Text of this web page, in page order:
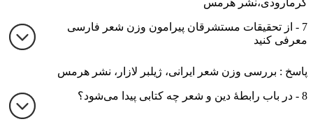
گرمارودی،نشر هرمس
7 - از تحقیقات مستشرقان پیرامون وزن شعر فارسی
معرفی کنید
پاسخ : بررسی وزن شعر ایرانی، ژیلبر لازار، نشر هرمس
8 - در باب رابطهٔ دین و شعر چه کتابی پیدا می‌شود؟